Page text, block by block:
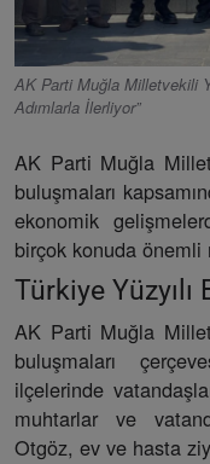
AK Parti Muğla Milletvekili
Adımlarla İlerliyor”
AK Parti Muğla
buluşmaları
ekonomik
birçok konuda önemli
Türkiye Yüzyılı
AK Parti Muğla
buluşmaları
ilçelerinde
muhtarlar ve
Otgöz, ev ve hasta